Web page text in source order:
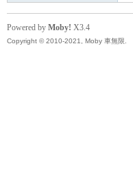
Powered by Moby! X3.4
Copyright © 2010-2021, Moby 車無限.